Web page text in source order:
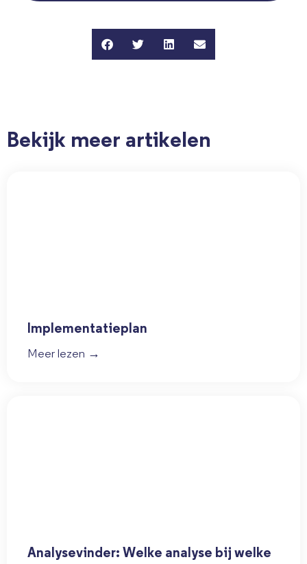
Bekijk meer artikelen
Implementatieplan
Meer lezen →
Analysevinder: Welke analyse bij welke